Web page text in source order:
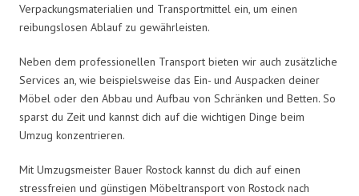
Verpackungsmaterialien und Transportmittel ein, um einen
reibungslosen Ablauf zu gewährleisten.
Neben dem professionellen Transport bieten wir auch zusätzliche
Services an, wie beispielsweise das Ein- und Auspacken deiner
Möbel oder den Abbau und Aufbau von Schränken und Betten. So
sparst du Zeit und kannst dich auf die wichtigen Dinge beim
Umzug konzentrieren.
Mit Umzugsmeister Bauer Rostock kannst du dich auf einen
stressfreien und günstigen Möbeltransport von Rostock nach